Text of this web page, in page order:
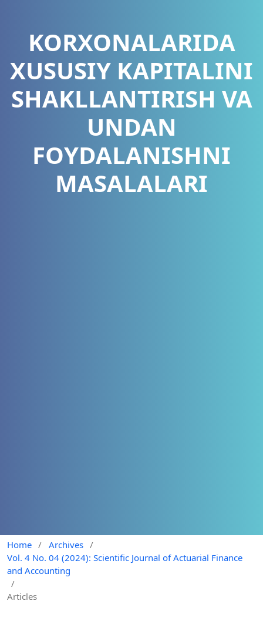
KORXONALARIDA
XUSUSIY KAPITALINI
SHAKLLANTIRISH VA
UNDAN
FOYDALANISHNI
MASALALARI
Home / Archives /
Vol. 4 No. 04 (2024): Scientific Journal of Actuarial Finance
and Accounting
/
Articles